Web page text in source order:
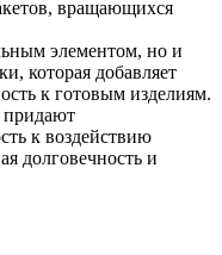
вращающихся
элементом, но и
которая добавляет
к готовым изделиям.
придают
к воздействию
долговечность и